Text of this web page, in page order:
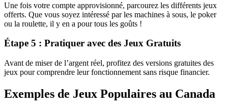
Une fois votre compte approvisionné, parcourez les différents jeux
offerts. Que vous soyez intéressé par les machines à sous, le poker
ou la roulette, il y en a pour tous les goûts !
Étape 5 : Pratiquer avec des Jeux Gratuits
Avant de miser de l’argent réel, profitez des versions gratuites des
jeux pour comprendre leur fonctionnement sans risque financier.
Exemples de Jeux Populaires au Canada